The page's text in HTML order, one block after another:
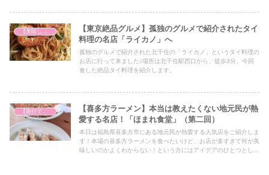
【東京絶品グルメ】孤独のグルメで紹介されたタイ
料理の名店「ライカノ」へ
孤独のグルメで紹介された北千住の「ライカノ」というタイ料理の
お店に行って来ました♪場所は北千住駅西口から、徒歩3分。今回
食した絶品タイ料理を紹介します。
【喜多方ラーメン】本当は教えたくない地元民が熱
愛する名店！「ほまれ食堂」（第二回）
本日は福島県喜多方市にある地元民が熱愛する人気店をご紹介しま
す！本場の喜多方ラーメンを食べたいけど、お店が多すぎて何が美
味しいのかよくわからない！という方にはアイデアのひとつとして